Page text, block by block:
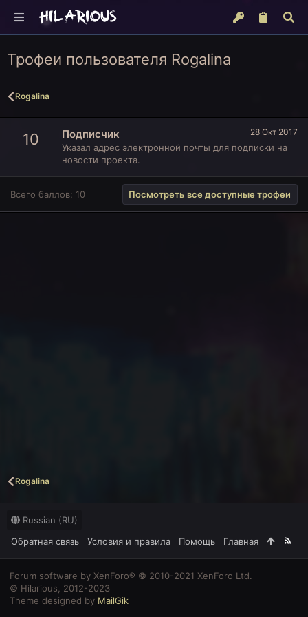
Трофеи пользователя Rogalina
Rogalina
10 28 Окт 2017
Подписчик
Указал адрес электронной почты для подписки на
новости проекта.
Всего баллов: 10 Посмотреть все доступные трофеи
Rogalina
Russian (RU)
Обратная связь
Условия и правила Помощь Главная
R
S
Forum software by XenForo® © 2010-2021 XenForo Ltd.
© Hilarious, 2012-2023
Theme designed by MailGik